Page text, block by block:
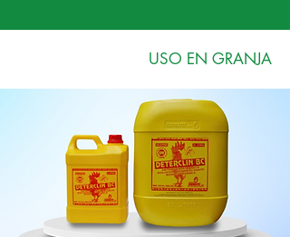
USO EN GRANJA